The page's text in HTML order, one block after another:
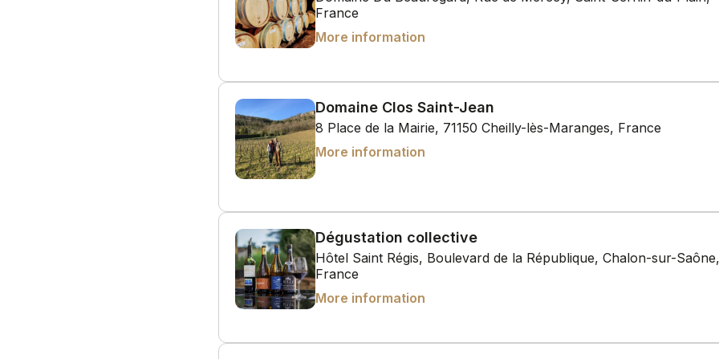
France
More information
Domaine Clos Saint-Jean
8 Place de la Mairie, 71150 Cheilly-lès-Maranges, France
More information
Dégustation collective
Hôtel Saint Régis, Boulevard de la République, Chalon-sur-Saône,
France
More information